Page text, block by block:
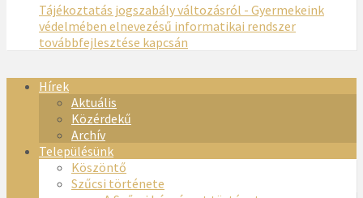
Tájékoztatás jogszabály változásról - Gyermekeink
védelmében elnevezésű informatikai rendszer
továbbfejlesztése kapcsán
Hírek
Aktuális
Közérdekű
Archív
Településünk
Köszöntő
Szűcsi története